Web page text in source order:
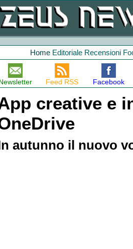
Home Editoriale Recensioni
Feed RSS Facebook
creative e
autunno il nuovo